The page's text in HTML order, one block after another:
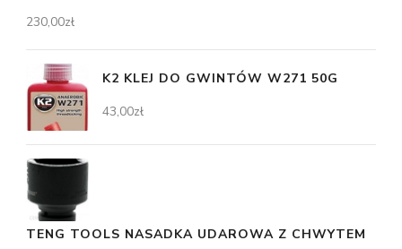
230,00zł
K2 KLEJ DO GWINTÓW W271 50G
43,00zł
TENG TOOLS NASADKA UDAROWA Z CHWYTEM